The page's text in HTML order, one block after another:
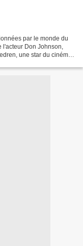
par le monde du
Don Johnson,
une star du cinéma